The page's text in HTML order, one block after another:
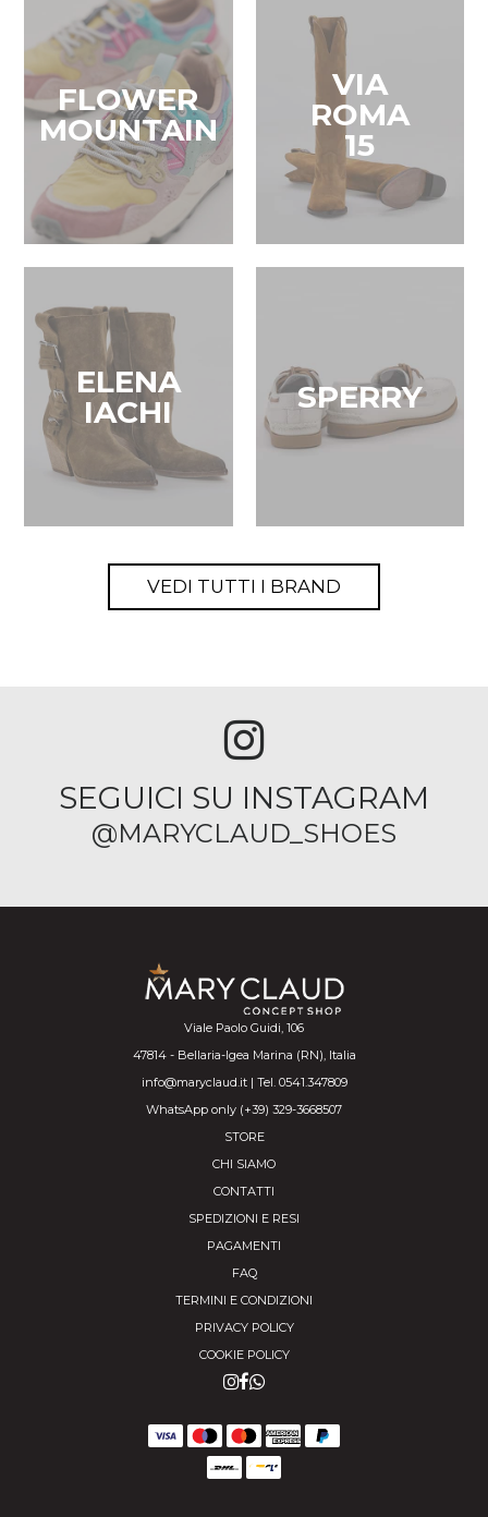
FLOWER
MOUNTAIN
VIA
ROMA
15
ELENA
IACHI
SPERRY
VEDI TUTTI I BRAND
SEGUICI SU INSTAGRAM
@MARYCLAUD_SHOES
Viale Paolo Guidi, 106
47814 - Bellaria-Igea Marina (RN), Italia
info@maryclaud.it | Tel. 0541.347809
WhatsApp only (+39) 329-3668507
STORE
CHI SIAMO
CONTATTI
SPEDIZIONI E RESI
PAGAMENTI
FAQ
TERMINI E CONDIZIONI
PRIVACY POLICY
COOKIE POLICY